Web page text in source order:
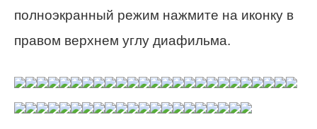
полноэкранный режим нажмите на иконку в
правом верхнем углу диафильма.